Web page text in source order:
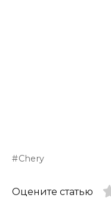
Chery
Оцените статью